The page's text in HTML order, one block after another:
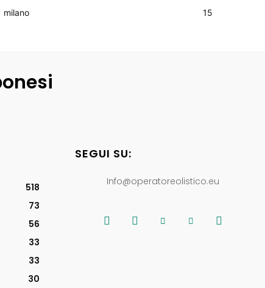
milano
15
518
73
56
33
33
30
SEGUI SU:
Info@operatoreolistico.eu